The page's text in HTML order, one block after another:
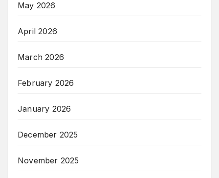
May 2026
April 2026
March 2026
February 2026
January 2026
December 2025
November 2025